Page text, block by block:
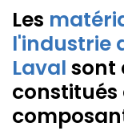
Les
l'industrie
Laval sont
constitués